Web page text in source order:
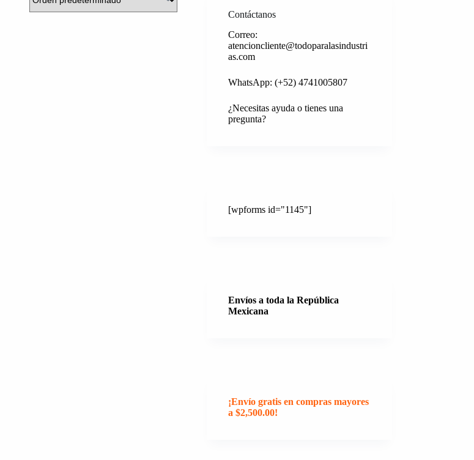
Contáctanos
Correo:
atencioncliente@todoparalasindustri
as.com
WhatsApp: (+52) 4741005807
¿Necesitas ayuda o tienes una
pregunta?
[wpforms id="1145"]
Envíos a toda la República
Mexicana
¡Envío gratis en compras mayores
a $2,500.00!